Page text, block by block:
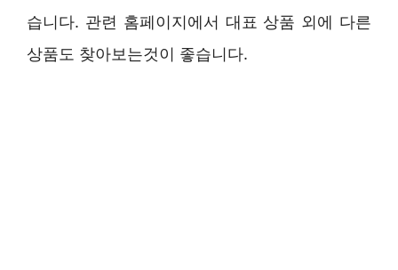
습니다. 관련 홈페이지에서 대표 상품 외에 다른
상품도 찾아보는것이 좋습니다.